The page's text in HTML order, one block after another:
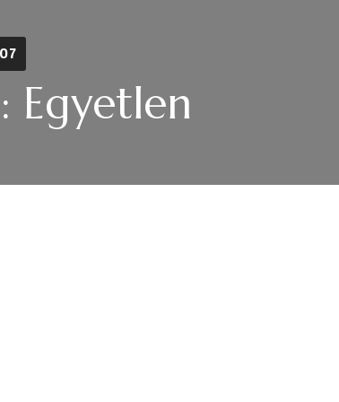
Egyetlen